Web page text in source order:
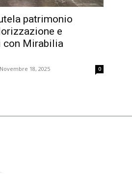
patrimonio
e
con Mirabilia
Novembre 18, 2025 0